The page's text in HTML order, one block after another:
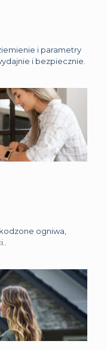
i parametry
i bezpiecznie.
ogniwa,